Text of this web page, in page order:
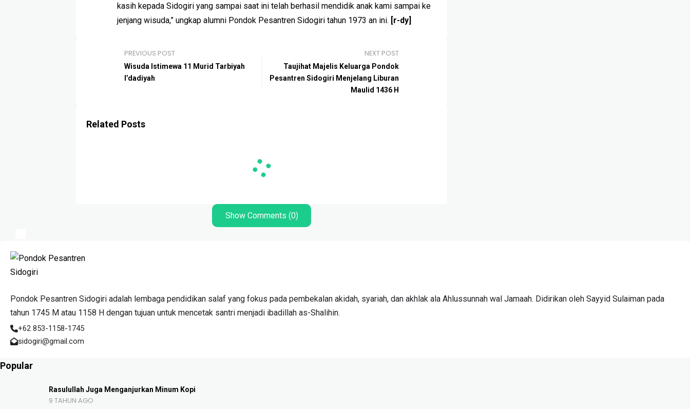
kasih kepada Sidogiri yang sampai saat ini telah berhasil mendidik anak kami sampai ke
jenjang wisuda,” ungkap alumni Pondok Pesantren Sidogiri tahun 1973 an ini. [r-dy]
PREVIOUS POST
Wisuda Istimewa 11 Murid Tarbiyah
I’dadiyah
NEXT POST
Taujihat Majelis Keluarga Pondok
Pesantren Sidogiri Menjelang Liburan
Maulid 1436 H
Related Posts
Show Comments (0)
Pondok Pesantren Sidogiri adalah lembaga pendidikan salaf yang fokus pada pembekalan akidah, syariah, dan akhlak ala Ahlussunnah wal Jamaah. Didirikan oleh Sayyid Sulaiman pada
tahun 1745 M atau 1158 H dengan tujuan untuk mencetak santri menjadi ibadillah as-Shalihin.
+62 853-1158-1745
sidogiri@gmail.com
Popular
Rasulullah Juga Menganjurkan Minum Kopi
9 TAHUN AGO